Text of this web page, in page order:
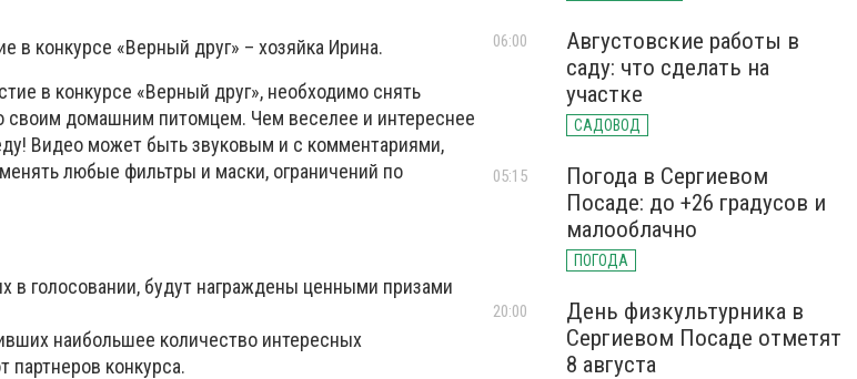
в конкурсе «Верный друг» – хозяйка Ирина.
в конкурсе «Верный друг», необходимо снять
домашним питомцем. Чем веселее и интереснее
Видео может быть звуковым и с комментариями,
любые фильтры и маски, ограничений по
в голосовании, будут награждены ценными призами
наибольшее количество интересных
партнеров конкурса.
Августовские работы в
саду: что сделать на
участке
САДОВОД
06:00
Погода в Сергиевом
Посаде: до +26 градусов и
малооблачно
ПОГОДА
05:15
День физкультурника в
Сергиевом Посаде отметят
8 августа
20:00